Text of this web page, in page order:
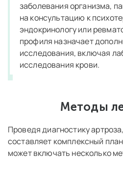
заболевания организма,
на консультацию к
эндокринологу или
профиля назначает
исследования, включая
исследования крови.
Методы
Проведя диагностику
составляет комплексный
может включать несколько